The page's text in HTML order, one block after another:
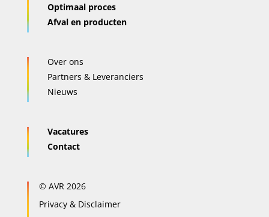
Optimaal proces
Afval en producten
Over ons
Partners & Leveranciers
Nieuws
Vacatures
Contact
© AVR 2026
Privacy & Disclaimer